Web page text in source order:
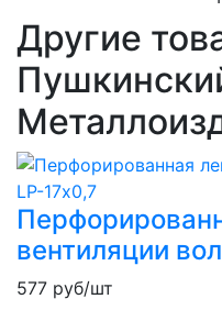
Другие
вентиляции
577 руб/шт